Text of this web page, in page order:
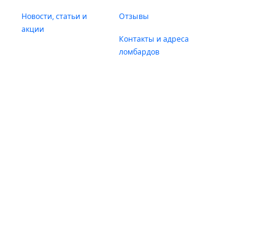
Новости, статьи и
акции
Отзывы
Контакты и адреса
ломбардов